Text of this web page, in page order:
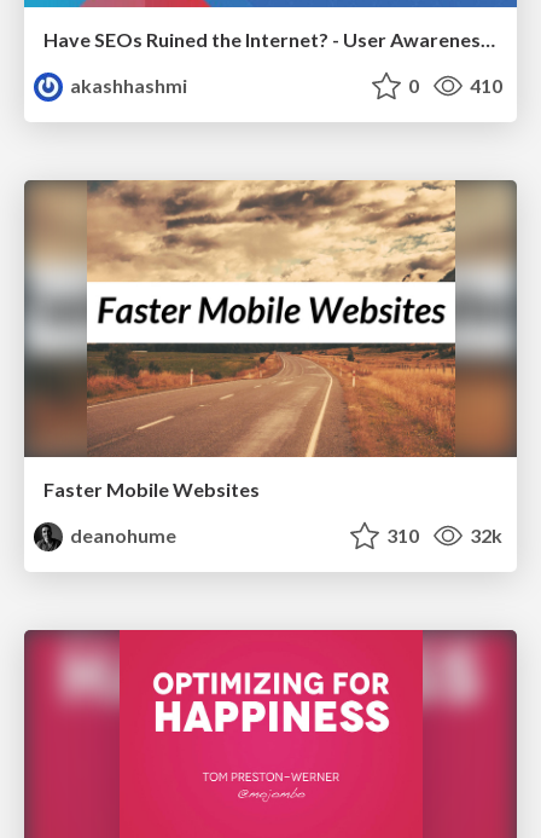
Have SEOs Ruined the Internet? - User Awareness of SEO in 2025
akashhashmi
0 410
Faster Mobile Websites
deanohume
310 32k